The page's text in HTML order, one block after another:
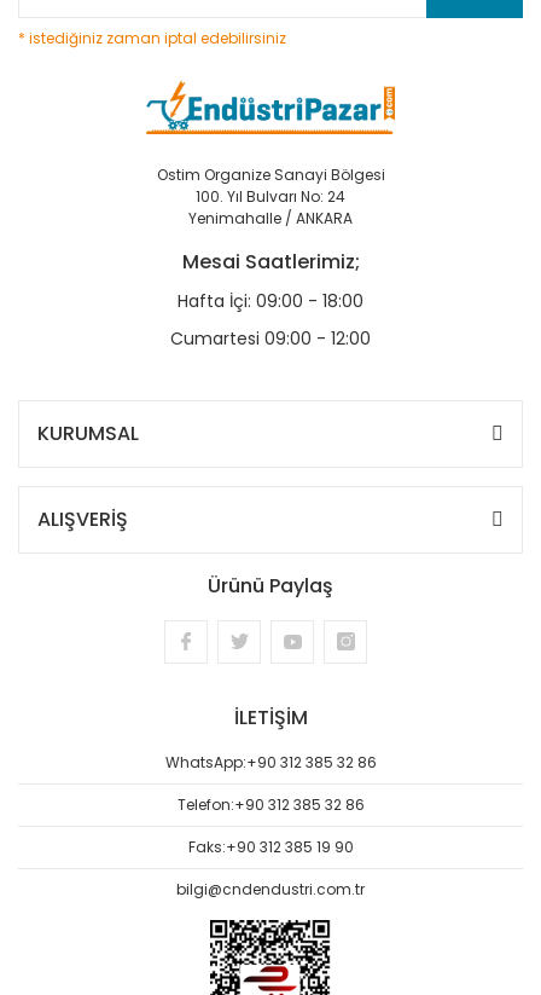
* istediğiniz zaman iptal edebilirsiniz
Ostim Organize Sanayi Bölgesi
100. Yıl Bulvarı No: 24
Yenimahalle / ANKARA
Mesai Saatlerimiz;
Hafta İçi: 09:00 - 18:00
Cumartesi 09:00 - 12:00
KURUMSAL
ALIŞVERİŞ
Ürünü Paylaş
İLETİŞİM
WhatsApp:+90 312 385 32 86
Telefon:+90 312 385 32 86
Faks:+90 312 385 19 90
bilgi@cndendustri.com.tr